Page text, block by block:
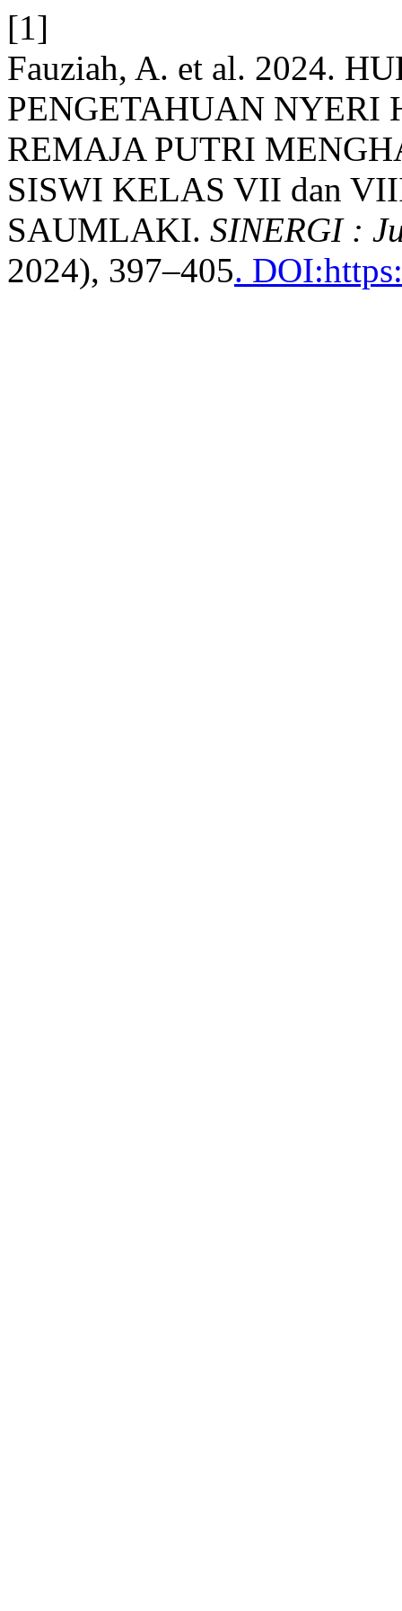
[1]
Fauziah, A. et al. 2024.
PENGETAHUAN NYERI
REMAJA PUTRI
SISWI KELAS VII dan
SAUMLAKI. SINERGI :
2024), 397–405.